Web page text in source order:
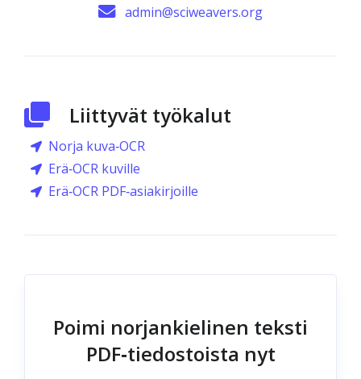
admin@sciweavers.org
Liittyvät työkalut
Norja kuva‑OCR
Erä‑OCR kuville
Erä‑OCR PDF‑asiakirjoille
Poimi norjankielinen teksti
PDF‑tiedostoista nyt